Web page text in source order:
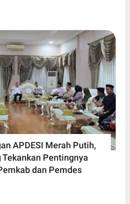
APDESI Merah Putih,
Tekankan Pentingnya
dan Pemdes